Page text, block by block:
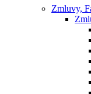
Zmluvy,